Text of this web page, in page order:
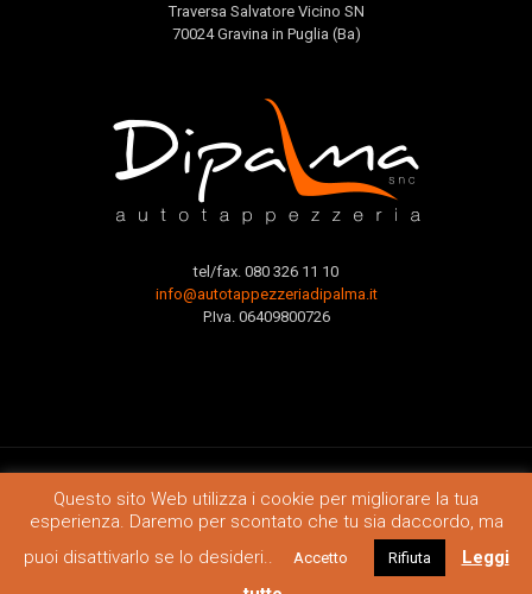
Traversa Salvatore Vicino SN
70024 Gravina in Puglia (Ba)
tel/fax. 080 326 11 10
info@autotappezzeriadipalma.it
P.Iva. 06409800726
Autotappezzeria Dipalma - © 2019 - Cookies & Privacy Policy
Questo sito Web utilizza i cookie per migliorare la tua
esperienza. Daremo per scontato che tu sia daccordo, ma
puoi disattivarlo se lo desideri..
Accetto Rifiuta
Leggi